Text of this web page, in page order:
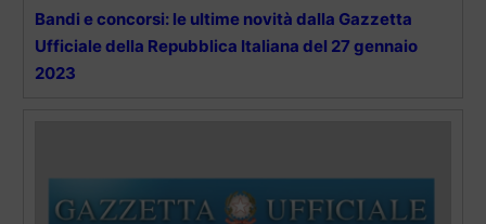
Bandi e concorsi: le ultime novità dalla Gazzetta
Ufficiale della Repubblica Italiana del 27 gennaio
2023